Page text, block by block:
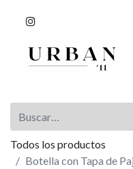
Todos los productos
Botella con Tapa de